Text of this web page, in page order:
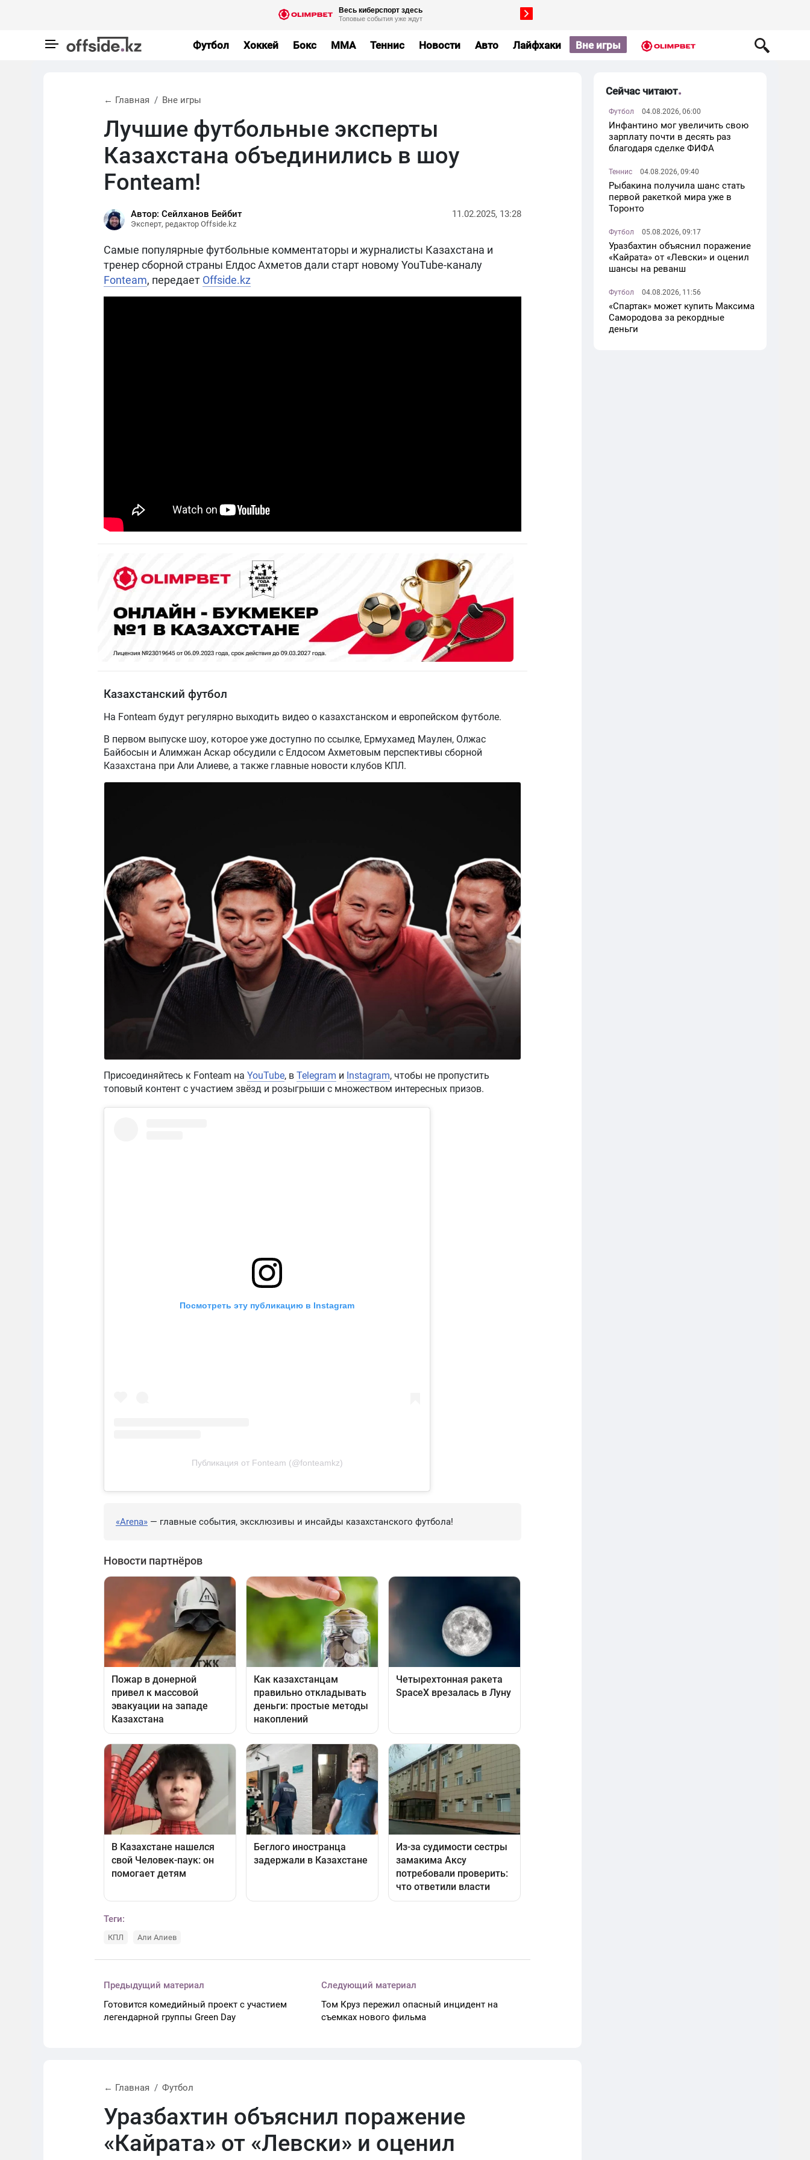
Футбол Хоккей Бокс MMA Теннис Новости Авто Лайфхаки Вне игры
← Главная Вне игры
Лучшие футбольные эксперты
Казахстана объединились в шоу
Fonteam!
Автор: Сейлханов Бейбит
Эксперт, редактор Offside.kz
11.02.2025, 13:28
Самые популярные футбольные комментаторы и журналисты Казахстана и
тренер сборной страны Елдос Ахметов дали старт новому YouTube-каналу
Fonteam, передает Offside.kz
Казахстанский футбол
На Fonteam будут регулярно выходить видео о казахстанском и европейском футболе.
В первом выпуске шоу, которое уже доступно по ссылке, Ермухамед Маулен, Олжас
Байбосын и Алимжан Аскар обсудили с Елдосом Ахметовым перспективы сборной
Казахстана при Али Алиеве, а также главные новости клубов КПЛ.
Присоединяйтесь к Fonteam на YouTube, в Telegram и Instagram, чтобы не пропустить
топовый контент с участием звёзд и розыгрыши с множеством интересных призов.
Посмотреть эту публикацию в Instagram
Публикация от Fonteam (@fonteamkz)
«Arena» — главные события, эксклюзивы и инсайды казахстанского футбола!
Теги:
КПЛ Али Алиев
Предыдущий материал
Готовится комедийный проект с участием
легендарной группы Green Day
Следующий материал
Том Круз пережил опасный инцидент на
съемках нового фильма
← Главная Футбол
Уразбахтин объяснил поражение
«Кайрата» от «Левски» и оценил
Сейчас читают
Футбол 04.08.2026, 06:00
Инфантино мог увеличить свою
зарплату почти в десять раз
благодаря сделке ФИФА
Теннис 04.08.2026, 09:40
Рыбакина получила шанс стать
первой ракеткой мира уже в
Торонто
Футбол 05.08.2026, 09:17
Уразбахтин объяснил поражение
«Кайрата» от «Левски» и оценил
шансы на реванш
Футбол 04.08.2026, 11:56
«Спартак» может купить Максима
Самородова за рекордные
деньги